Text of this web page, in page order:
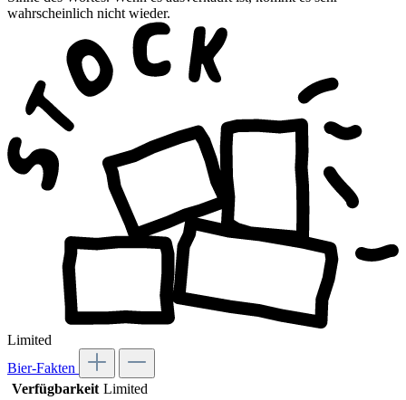
wahrscheinlich nicht wieder.
Limited
Bier-Fakten
Verfügbarkeit Limited